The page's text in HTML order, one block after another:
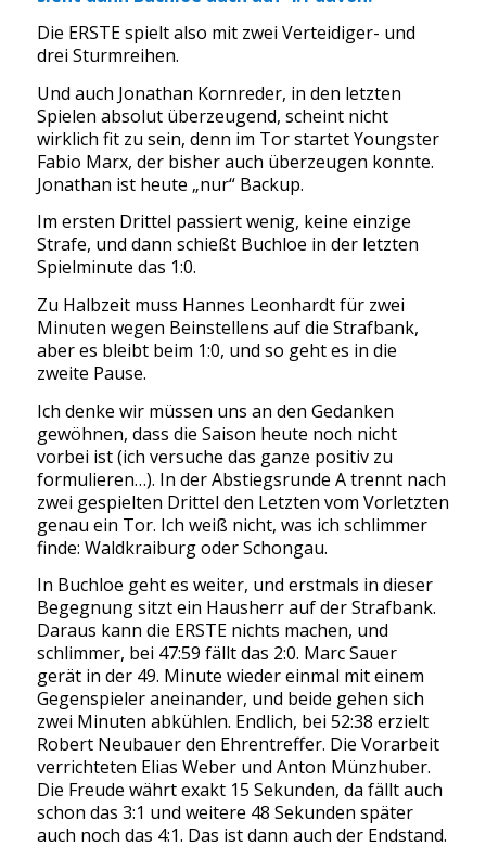
Die ERSTE spielt also mit zwei Verteidiger- und
drei Sturmreihen.
Und auch Jonathan Kornreder, in den letzten
Spielen absolut überzeugend, scheint nicht
wirklich fit zu sein, denn im Tor startet Youngster
Fabio Marx, der bisher auch überzeugen konnte.
Jonathan ist heute „nur“ Backup.
Im ersten Drittel passiert wenig, keine einzige
Strafe, und dann schießt Buchloe in der letzten
Spielminute das 1:0.
Zu Halbzeit muss Hannes Leonhardt für zwei
Minuten wegen Beinstellens auf die Strafbank,
aber es bleibt beim 1:0, und so geht es in die
zweite Pause.
Ich denke wir müssen uns an den Gedanken
gewöhnen, dass die Saison heute noch nicht
vorbei ist (ich versuche das ganze positiv zu
formulieren…). In der Abstiegsrunde A trennt nach
zwei gespielten Drittel den Letzten vom Vorletzten
genau ein Tor. Ich weiß nicht, was ich schlimmer
finde: Waldkraiburg oder Schongau.
In Buchloe geht es weiter, und erstmals in dieser
Begegnung sitzt ein Hausherr auf der Strafbank.
Daraus kann die ERSTE nichts machen, und
schlimmer, bei 47:59 fällt das 2:0. Marc Sauer
gerät in der 49. Minute wieder einmal mit einem
Gegenspieler aneinander, und beide gehen sich
zwei Minuten abkühlen. Endlich, bei 52:38 erzielt
Robert Neubauer den Ehrentreffer. Die Vorarbeit
verrichteten Elias Weber und Anton Münzhuber.
Die Freude währt exakt 15 Sekunden, da fällt auch
schon das 3:1 und weitere 48 Sekunden später
auch noch das 4:1. Das ist dann auch der Endstand.